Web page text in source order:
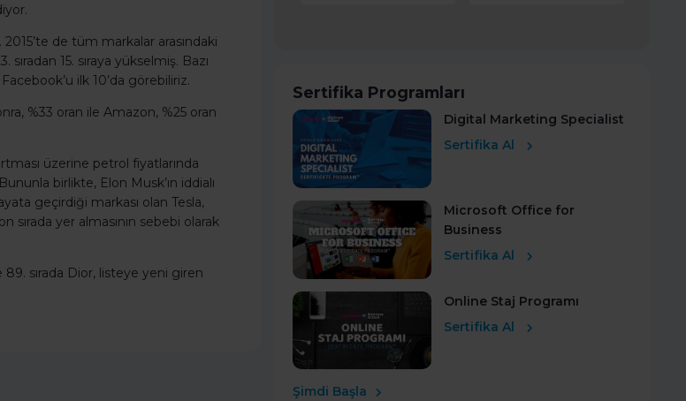
de tüm markalar arasındaki
15. sıraya yükselmiş. Bazı
ilk 10’da görebiliriz.
%33 oran ile Amazon, %25 oran
üzerine petrol fiyatlarında
birlikte, Elon Musk’ın iddialı
geçirdiği markası olan Tesla,
sırada yer almasının sebebi olarak
89. sırada Dior, listeye yeni giren
Sertifika Programları
Digital Marketing Specialist
Sertifika Al
Microsoft Office for
Business
Sertifika Al
Online Staj Programı
Sertifika Al
Şimdi Başla